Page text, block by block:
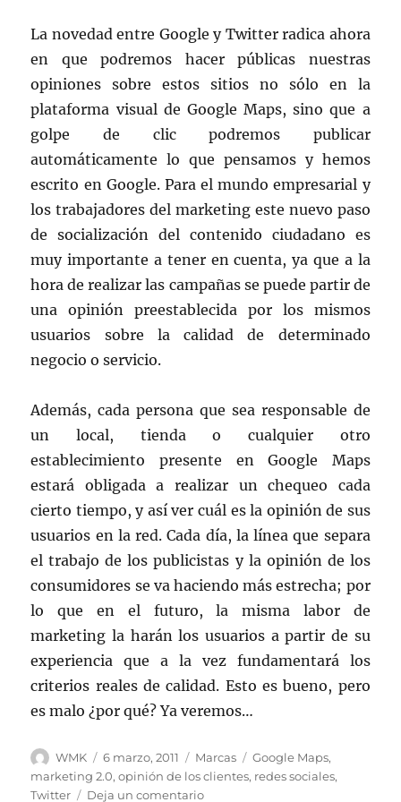
La novedad entre Google y Twitter radica ahora
en que podremos hacer públicas nuestras
opiniones sobre estos sitios no sólo en la
plataforma visual de Google Maps, sino que a
golpe de clic podremos publicar
automáticamente lo que pensamos y hemos
escrito en Google. Para el mundo empresarial y
los trabajadores del marketing este nuevo paso
de socialización del contenido ciudadano es
muy importante a tener en cuenta, ya que a la
hora de realizar las campañas se puede partir de
una opinión preestablecida por los mismos
usuarios sobre la calidad de determinado
negocio o servicio.
Además, cada persona que sea responsable de
un local, tienda o cualquier otro
establecimiento presente en Google Maps
estará obligada a realizar un chequeo cada
cierto tiempo, y así ver cuál es la opinión de sus
usuarios en la red. Cada día, la línea que separa
el trabajo de los publicistas y la opinión de los
consumidores se va haciendo más estrecha; por
lo que en el futuro, la misma labor de
marketing la harán los usuarios a partir de su
experiencia que a la vez fundamentará los
criterios reales de calidad. Esto es bueno, pero
es malo ¿por qué? Ya veremos…
Autor
WMK
Publicado
el
6 marzo, 2011 Categorías
Marcas Etiquetas
Google Maps,
marketing 2.0,opinión de los clientes, redes sociales,
Twitter
Deja un comentarioen